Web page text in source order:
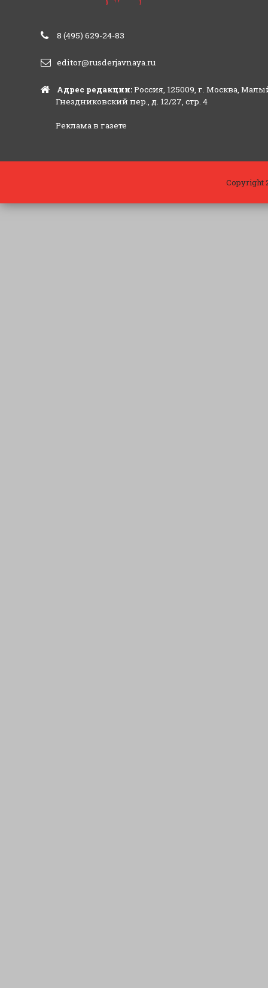
8 (495) 629-24-83
editor@rusderjavnaya.ru
Адрес редакции:Россия, 125009, г. Москва,
Гнездниковский пер., д. 12/27, стр. 4
Реклама в газете
Copyright